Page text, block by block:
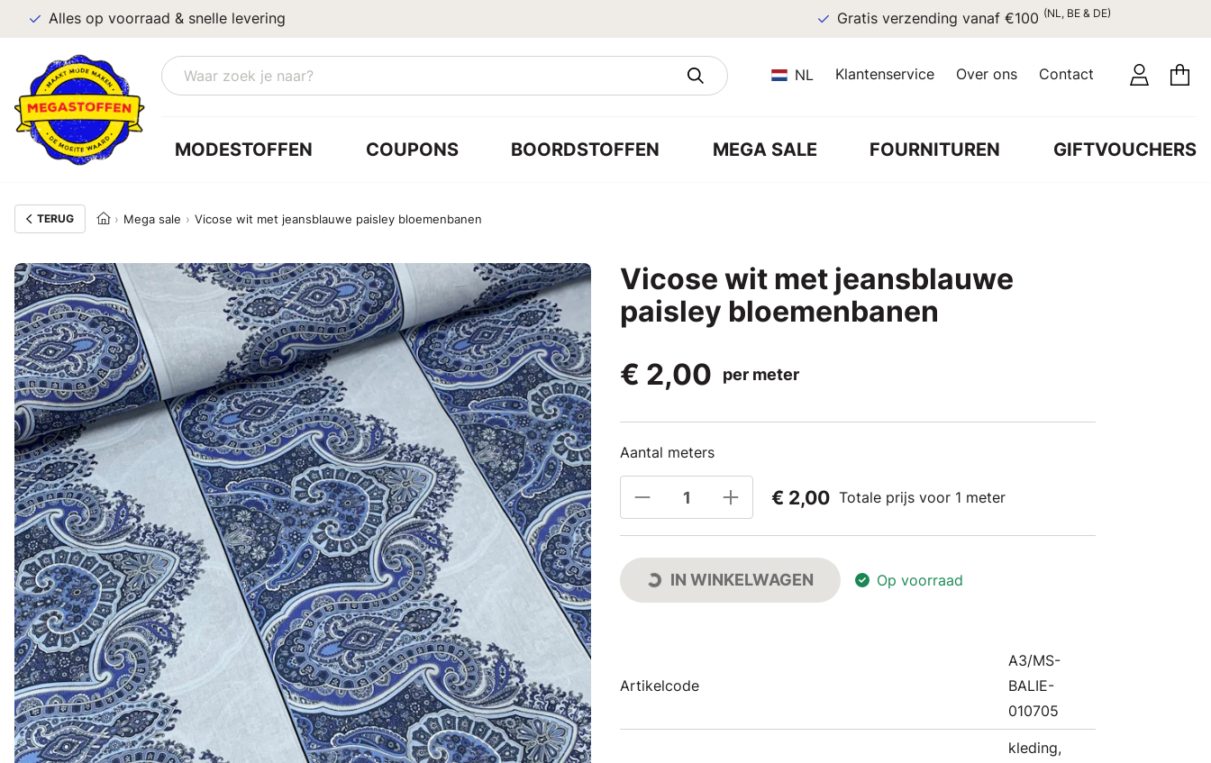
Alles op voorraad & snelle levering Gratis verzending vanaf €100 (NL, BE & DE)
NL Klantenservice Over ons Contact
MODESTOFFEN COUPONS BOORDSTOFFEN MEGA SALE FOURNITUREN GIFTVOUCHERS
TERUG Mega sale Vicose wit met jeansblauwe paisley bloemenbanen
Vicose wit met jeansblauwe
paisley bloemenbanen
€ 2,00
per meter
Aantal meters
€ 2,00 Totale prijs voor 1 meter
IN WINKELWAGEN Op voorraad
Artikelcode
A3/MS-
BALIE-
010705
kleding,